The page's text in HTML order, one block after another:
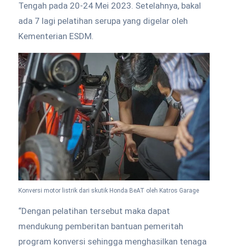
Tengah pada 20-24 Mei 2023. Setelahnya, bakal
ada 7 lagi pelatihan serupa yang digelar oleh
Kementerian ESDM.
Konversi motor listrik dari skutik Honda BeAT oleh Katros Garage
“Dengan pelatihan tersebut maka dapat
mendukung pemberitan bantuan pemeritah
program konversi sehingga menghasilkan tenaga